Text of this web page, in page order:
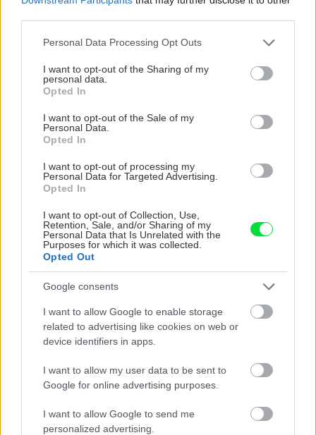
Please note that this website/app uses one or more Google
not limited to your visit or usage behaviour. You may click to
grant or deny consent to Google and its third-party tags to
use your data for below specified purposes in below Google
consent section.
Personal Data Processing Opt Outs
I want to opt-out of the Sharing of my
personal data.
Opted In
I want to opt-out of the Sale of my
Personal Data.
Opted In
I want to opt-out of processing my
Personal Data for Targeted Advertising.
Opted In
I want to opt-out of Collection, Use,
Retention, Sale, and/or Sharing of my
Personal Data that Is Unrelated with the
Purposes for which it was collected.
Opted Out
Google consents
I want to allow Google to enable storage
related to advertising like cookies on web or
device identifiers in apps.
I want to allow my user data to be sent to
Google for online advertising purposes.
I want to allow Google to send me
personalized advertising.
Vnútorné žalúzie sú v 40-stupňových
a ako to vyriešiť za pár eur?
Zapnutá klimatizácia celý deň? Pozrite sa, koľko
vás stojí a prečo sa oplatí zapnúť aj ventilátor